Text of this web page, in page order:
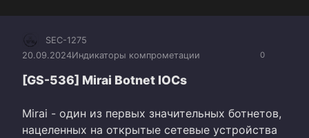
0
SEC-1275
20.09.2024Индикаторы компрометации
[GS-536] Mirai Botnet IOCs
Mirai - один из первых значительных ботнетов,
нацеленных на открытые сетевые устройства